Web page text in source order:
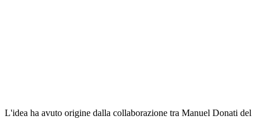
L'idea ha avuto origine dalla collaborazione tra Manuel Donati del